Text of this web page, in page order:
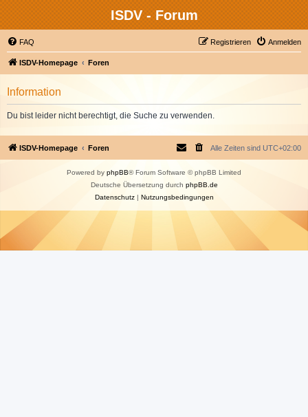
ISDV - Forum
FAQ Anmelden
Registrieren
ISDV-Homepage Foren
Information
Du bist leider nicht berechtigt, die Suche zu verwenden.
ISDV-Homepage Foren Alle Zeiten sind UTC+02:00
Powered by phpBB® Forum Software © phpBB Limited
Deutsche Übersetzung durch phpBB.de
Datenschutz| Nutzungsbedingungen